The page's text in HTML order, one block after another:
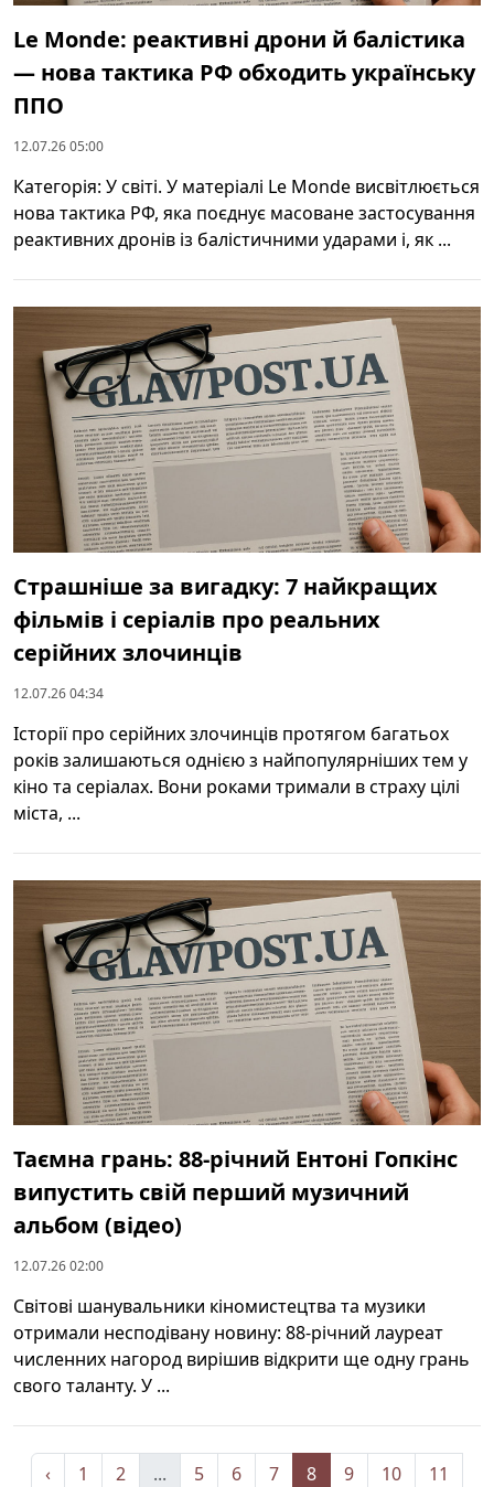
Le Monde: реактивні дрони й балістика
— нова тактика РФ обходить українську
ППО
12.07.26 05:00
Категорія: У світі. У матеріалі Le Monde висвітлюється
нова тактика РФ, яка поєднує масоване застосування
реактивних дронів із балістичними ударами і, як ...
Страшніше за вигадку: 7 найкращих
фільмів і серіалів про реальних
серійних злочинців
12.07.26 04:34
Історії про серійних злочинців протягом багатьох
років залишаються однією з найпопулярніших тем у
кіно та серіалах. Вони роками тримали в страху цілі
міста, ...
Таємна грань: 88-річний Ентоні Гопкінс
випустить свій перший музичний
альбом (відео)
12.07.26 02:00
Світові шанувальники кіномистецтва та музики
отримали несподівану новину: 88-річний лауреат
численних нагород вирішив відкрити ще одну грань
свого таланту. У ...
‹ 1 2 ... 5 6 7 8 9 10 11